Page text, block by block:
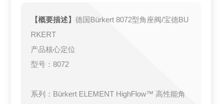
【概要描述】德国Bürkert 8072型角座阀/宝德BU
RKERT
产品核心定位
型号：8072
系列：Bürkert ELEMENT HighFlow™ 高性能角